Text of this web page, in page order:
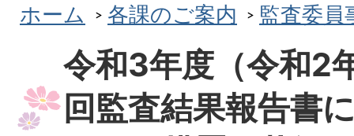
ホーム
各課のご案内 監査委員
令和3年度（令和2
回監査結果報告書